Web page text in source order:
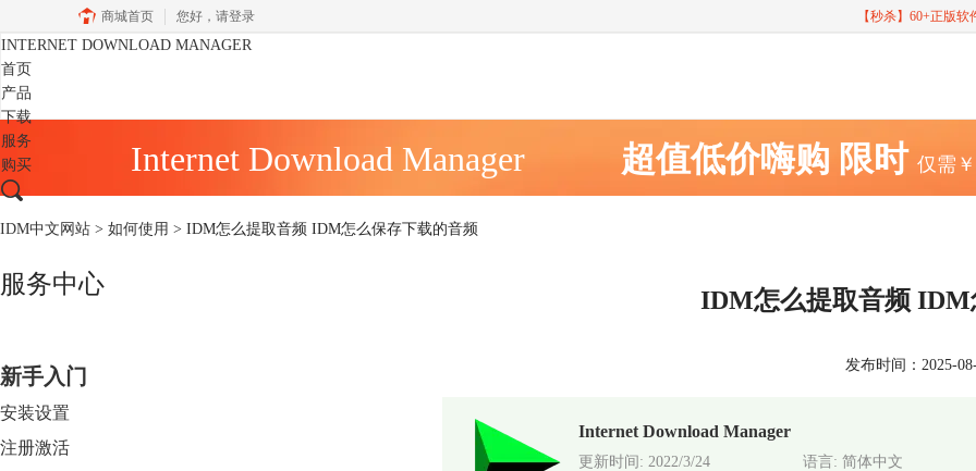
商城首页 您好， 请登录 【秒杀】60+正版
INTERNET DOWNLOAD MANAGER
首页
产品
下载
服务
购买
Internet Download Manager 超值低价嗨购 限时 仅需
IDM中文网站 > 如何使用 > IDM怎么提取音频 IDM怎么保存下载的音频
服务中心
新手入门
安装设置
注册激活
IDM怎么提取音频
发布时间：2025-
Internet Download Manager
更新时间: 2022/3/24
语言: 简体中文